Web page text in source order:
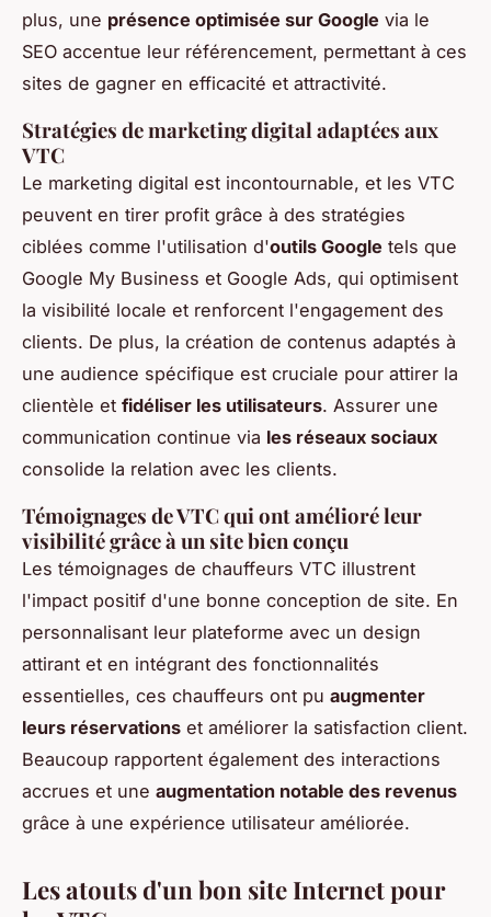
plus, une présence optimisée sur Google via le
SEO accentue leur référencement, permettant à ces
sites de gagner en efficacité et attractivité.
Stratégies de marketing digital adaptées aux
VTC
Le marketing digital est incontournable, et les VTC
peuvent en tirer profit grâce à des stratégies
ciblées comme l'utilisation d'outils Google tels que
Google My Business et Google Ads, qui optimisent
la visibilité locale et renforcent l'engagement des
clients. De plus, la création de contenus adaptés à
une audience spécifique est cruciale pour attirer la
clientèle et fidéliser les utilisateurs. Assurer une
communication continue via les réseaux sociaux
consolide la relation avec les clients.
Témoignages de VTC qui ont amélioré leur
visibilité grâce à un site bien conçu
Les témoignages de chauffeurs VTC illustrent
l'impact positif d'une bonne conception de site. En
personnalisant leur plateforme avec un design
attirant et en intégrant des fonctionnalités
essentielles, ces chauffeurs ont pu augmenter
leurs réservations et améliorer la satisfaction client.
Beaucoup rapportent également des interactions
accrues et une augmentation notable des revenus
grâce à une expérience utilisateur améliorée.
Les atouts d'un bon site Internet pour